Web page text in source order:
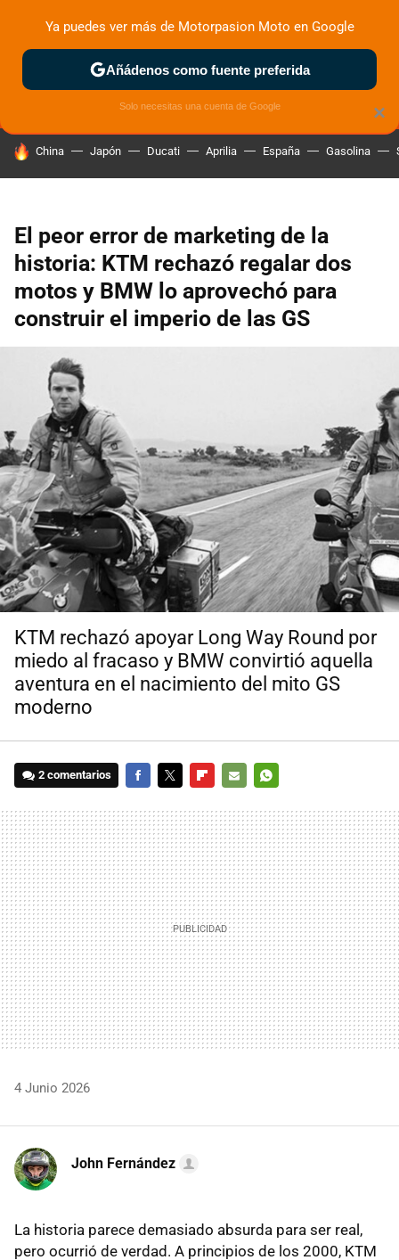
MENÚ NUEVO
ZONA DE PRUEBAS DEPORTIVAS MOTOS ELÉCTRICAS
HOY SE HABLA DE
China Japón Ducati Aprilia España Gasolina
El peor error de marketing de la
historia: KTM rechazó regalar dos
motos y BMW lo aprovechó para
construir el imperio de las GS
KTM rechazó apoyar Long Way Round por
miedo al fracaso y BMW convirtió aquella
aventura en el nacimiento del mito GS
moderno
2 comentarios
MAIL
4 Junio 2026
John Fernández
La historia parece demasiado absurda para ser real,
pero ocurrió de verdad. A principios de los 2000, KTM
×
Ya puedes ver más de Motorpasion Moto en Google
Añádenos como fuente preferida
Solo necesitas una cuenta de Google